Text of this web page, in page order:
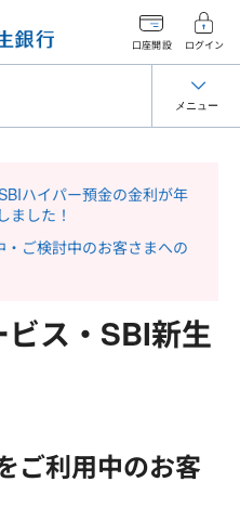
口座開設 ログイン
ハイパー預金の金利が年
ました！
ご検討中のお客さまへの
ス・SBI新生
ご利用中のお客
メニュー